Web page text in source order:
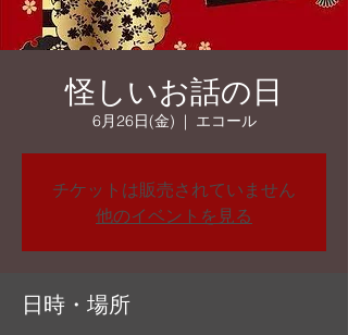
怪しいお話の日
6月26日(金)
  |
エコール
チケットは販売されていません
他のイベントを見る
日時・場所